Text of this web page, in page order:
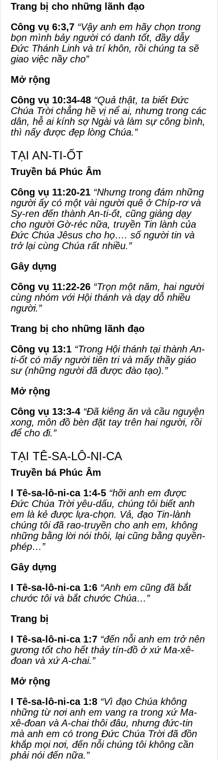
Trang bị cho những lãnh đạo
Công vụ 6:3,7 “Vậy anh em hãy chọn trong
bọn mình bảy người có danh tốt, đầy dẫy
Đức Thánh Linh và trí khôn, rồi chúng ta sẽ
giao việc nầy cho”
Mở rộng
Công vụ 10:34-48 “Quả thật, ta biết Đức
Chúa Trời chẳng hề vị nể ai, nhưng trong các
dân, hễ ai kính sợ Ngài và làm sự công bình,
thì nấy được đẹp lòng Chúa.”
TẠI AN-TI-ỐT
Truyền bá Phúc Âm
Công vụ 11:20-21 “Nhưng trong đám những
người ấy có một vài người quê ở Chíp-rơ và
Sy-ren đến thành An-ti-ốt, cũng giảng dạy
cho người Gờ-réc nữa, truyền Tin lành của
Đức Chúa Jêsus cho họ…. số người tin và
trở lại cùng Chúa rất nhiều.”
Gây dựng
Công vụ 11:22-26 “Trọn một năm, hai người
cùng nhóm với Hội thánh và dạy dỗ nhiều
người.”
Trang bị cho những lãnh đạo
Công vụ 13:1 “Trong Hội thánh tại thành An-
ti-ốt có mấy người tiên tri và mấy thầy giáo
sư (những người đã được đào tạo).”
Mở rộng
Công vụ 13:3-4 “Đã kiêng ăn và cầu nguyện
xong, môn đồ bèn đặt tay trên hai người, rồi
để cho đi.”
TẠI TÊ-SA-LÔ-NI-CA
Truyền bá Phúc Âm
I Tê-sa-lô-ni-ca 1:4-5 “hỡi anh em được
Đức Chúa Trời yêu-dấu, chúng tôi biết anh
em là kẻ được lựa-chọn. Vả, đạo Tin-lành
chúng tôi đã rao-truyền cho anh em, không
những bằng lời nói thôi, lại cũng bằng quyền-
phép…”
Gây dựng
I Tê-sa-lô-ni-ca 1:6 “Anh em cũng đã bắt
chước tôi và bắt chước Chúa…”
Trang bị
I Tê-sa-lô-ni-ca 1:7 “đến nỗi anh em trở nên
gương tốt cho hết thảy tín-đồ ở xứ Ma-xê-
đoan và xứ A-chai.”
Mở rộng
I Tê-sa-lô-ni-ca 1:8 “Vì đạo Chúa không
những từ nơi anh em vang ra trong xứ Ma-
xê-đoan và A-chai thôi đâu, nhưng đức-tin
mà anh em có trong Đức Chúa Trời đã đồn
khắp mọi nơi, đến nỗi chúng tôi không cần
phải nói đến nữa.”